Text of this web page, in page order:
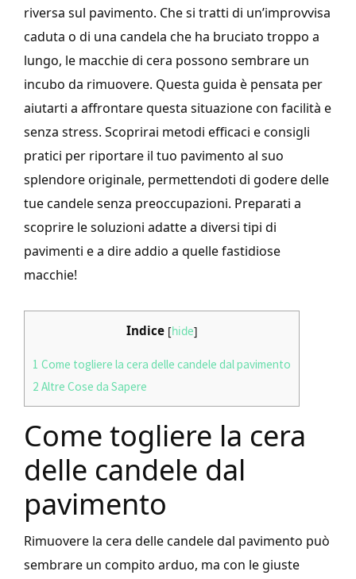
riversa sul pavimento. Che si tratti di un’improvvisa
caduta o di una candela che ha bruciato troppo a
lungo, le macchie di cera possono sembrare un
incubo da rimuovere. Questa guida è pensata per
aiutarti a affrontare questa situazione con facilità e
senza stress. Scoprirai metodi efficaci e consigli
pratici per riportare il tuo pavimento al suo
splendore originale, permettendoti di godere delle
tue candele senza preoccupazioni. Preparati a
scoprire le soluzioni adatte a diversi tipi di
pavimenti e a dire addio a quelle fastidiose
macchie!
Indice [hide]
1 Come togliere la cera delle candele dal pavimento
2 Altre Cose da Sapere
Come togliere la cera
delle candele dal
pavimento
Rimuovere la cera delle candele dal pavimento può
sembrare un compito arduo, ma con le giuste